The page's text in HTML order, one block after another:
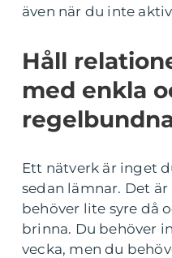
även när du inte
Håll
med enkla
Ett nätverk är inget
sedan lämnar. Det
behöver lite syre då
brinna. Du behöver
vecka, men du